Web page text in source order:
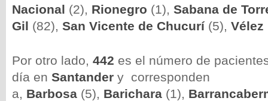
Nacional (2), Rionegro (1), Sabana de
Gil (82), San Vicente de Chucurí (5), Vélez
Por otro lado, 442 es el número de
día en Santander y corresponden
a, Barbosa (5), Barichara (1),